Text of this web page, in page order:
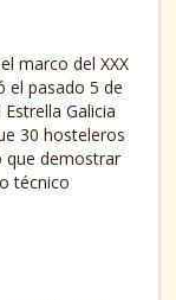
marco del XXX
el pasado 5 de
Galicia
30 hosteleros
que demostrar
técnico